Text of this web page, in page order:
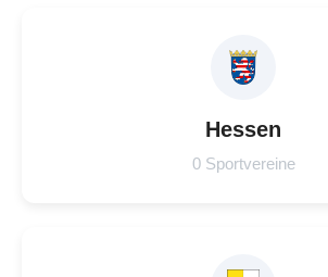
Hessen
0 Sportvereine